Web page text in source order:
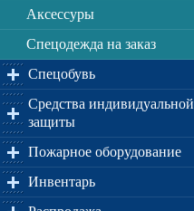
Аксессуры
Спецодежда на заказ
Спецобувь
Средства индивидуальной
защиты
Пожарное оборудование
Инвентарь